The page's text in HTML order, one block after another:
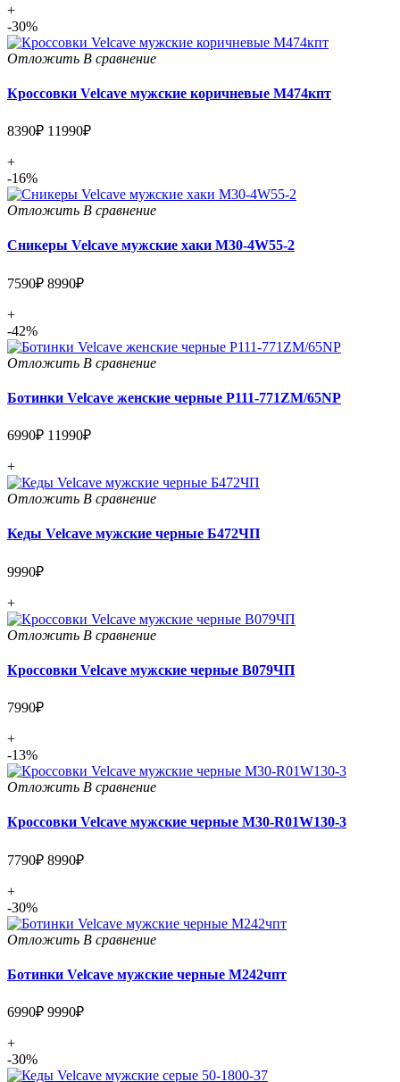
+
-30%
Отложить В сравнение
Кроссовки Velcave мужские коричневые М474кпт
8390₽ 11990₽
+
-16%
Отложить В сравнение
Сникеры Velcave мужские хаки M30-4W55-2
7590₽ 8990₽
+
-42%
Отложить В сравнение
Ботинки Velcave женские черные P111-771ZM/65NP
6990₽ 11990₽
+
Отложить В сравнение
Кеды Velcave мужские черные Б472ЧП
9990₽
+
Отложить В сравнение
Кроссовки Velcave мужские черные В079ЧП
7990₽
+
-13%
Отложить В сравнение
Кроссовки Velcave мужские черные M30-R01W130-3
7790₽ 8990₽
+
-30%
Отложить В сравнение
Ботинки Velcave мужские черные М242чпт
6990₽ 9990₽
+
-30%